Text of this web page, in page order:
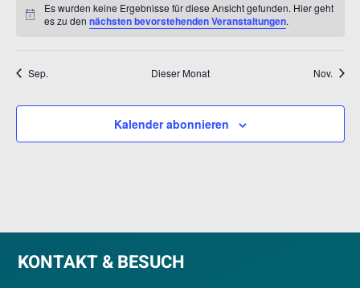
Hinweis
Es wurden keine Ergebnisse für diese Ansicht gefunden. Hier geht
es zu dennächsten bevorstehenden Veranstaltungen.
Sep. Dieser Monat Nov.
Kalender abonnieren
KONTAKT & BESUCH